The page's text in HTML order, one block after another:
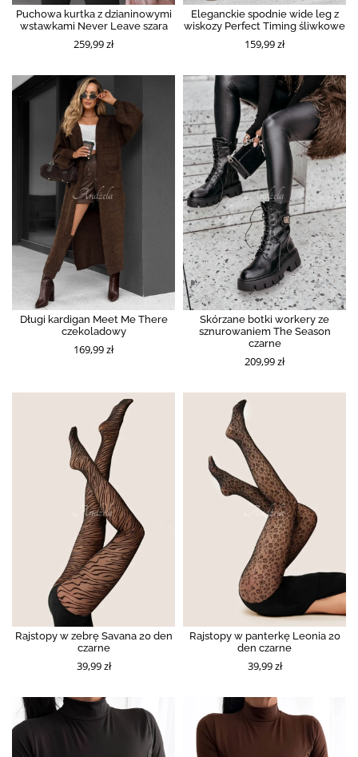
Puchowa kurtka z dzianinowymi
wstawkami Never Leave szara
259,99 zł
Eleganckie spodnie wide leg z
wiskozy Perfect Timing śliwkowe
159,99 zł
Długi kardigan Meet Me There
czekoladowy
169,99 zł
Skórzane botki workery ze
sznurowaniem The Season
czarne
209,99 zł
Rajstopy w zebrę Savana 20 den
czarne
39,99 zł
Rajstopy w panterkę Leonia 20
den czarne
39,99 zł